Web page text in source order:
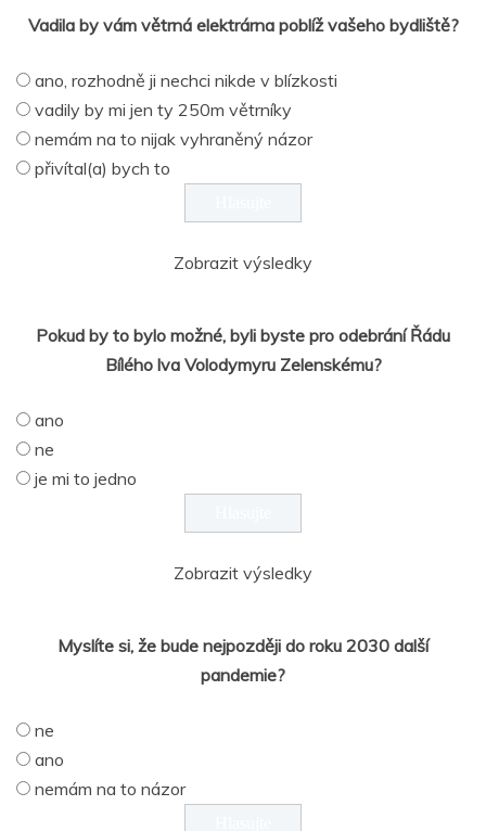
Vadila by vám větrná elektrárna poblíž vašeho bydliště?
ano, rozhodně ji nechci nikde v blízkosti
vadily by mi jen ty 250m větrníky
nemám na to nijak vyhraněný názor
přivítal(a) bych to
Zobrazit výsledky
Pokud by to bylo možné, byli byste pro odebrání Řádu
Bílého lva Volodymyru Zelenskému?
ano
ne
je mi to jedno
Zobrazit výsledky
Myslíte si, že bude nejpozději do roku 2030 další
pandemie?
ne
ano
nemám na to názor